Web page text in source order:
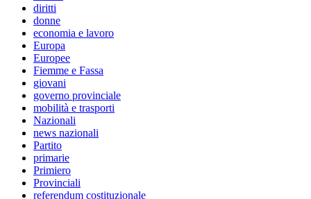
diritti
donne
economia e lavoro
Europa
Europee
Fiemme e Fassa
giovani
governo provinciale
mobilità e trasporti
Nazionali
news nazionali
Partito
primarie
Primiero
Provinciali
referendum costituzionale